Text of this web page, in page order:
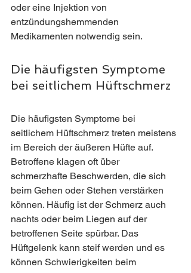
oder eine Injektion von
entzündungshemmenden
Medikamenten notwendig sein.
Die häufigsten Symptome
bei seitlichem Hüftschmerz
Die häufigsten Symptome bei
seitlichem Hüftschmerz treten meistens
im Bereich der äußeren Hüfte auf.
Betroffene klagen oft über
schmerzhafte Beschwerden, die sich
beim Gehen oder Stehen verstärken
können. Häufig ist der Schmerz auch
nachts oder beim Liegen auf der
betroffenen Seite spürbar. Das
Hüftgelenk kann steif werden und es
können Schwierigkeiten beim